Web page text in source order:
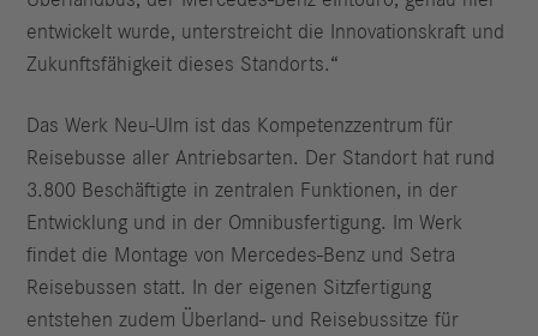
entwickelt wurde, unterstreicht die Innovationskraft und
Zukunftsfähigkeit dieses Standorts.“
Das Werk Neu‑Ulm ist das Kompetenzzentrum für
Reisebusse aller Antriebsarten. Der Standort hat rund
3.800 Beschäftigte in zentralen Funktionen, in der
Entwicklung und in der Omnibusfertigung. Im Werk
findet die Montage von Mercedes‑Benz und Setra
Reisebussen statt. In der eigenen Sitzfertigung
entstehen zudem Überland- und Reisebussitze für